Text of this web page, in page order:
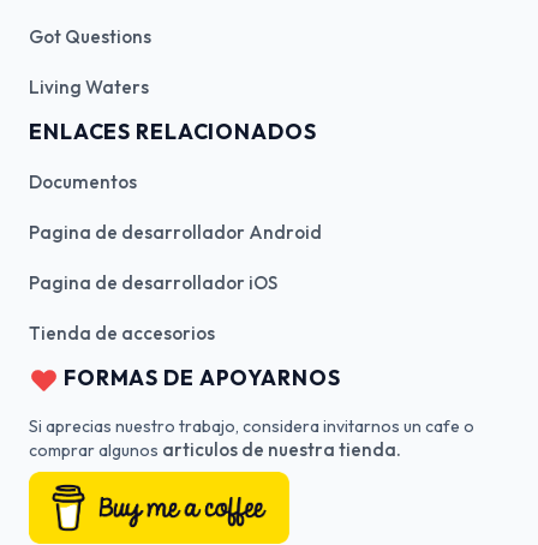
Got Questions
Living Waters
ENLACES RELACIONADOS
Documentos
Pagina de desarrollador Android
Pagina de desarrollador iOS
Tienda de accesorios
FORMAS DE APOYARNOS
Si aprecias nuestro trabajo, considera invitarnos un cafe o
comprar algunos articulos de nuestra tienda.